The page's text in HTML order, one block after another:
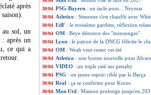
après
au sol, un
: après un
ce qui a
30/04 PSG-Bayern : un tacle pour... Neymar
30/04 Atletico : Simeone s'est chauffé avec
30/04 EdF : le troisième gardien, réflexion
30/04 OM : Beye dénonce des "mensonges"
30/04 Lyon : le patron de la DNCG félicite le
30/04 OM : Weah veut rester cet été
30/04 Atletico : une bonne nouvelle pour
30/04 VIDEO : un triple raté sur penalty
30/04 PSG : un jeune espoir ciblé par le Barça
30/04 Real : ça se confirme pour Kroos
30/04 Man Utd : Mainoo prolonge jusqu'en